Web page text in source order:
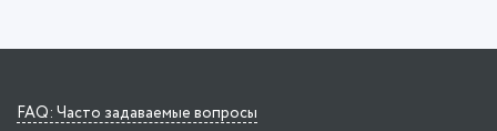
FAQ: Часто задаваемые вопросы